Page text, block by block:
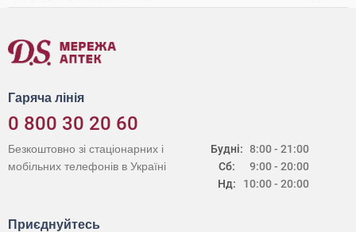
Гаряча лінія
0 800 30 20 60
Будні:
Сб:
Нд:
8:00 - 21:00
9:00 - 20:00
10:00 - 20:00
Безкоштовно зі стаціонарних і
мобільних телефонів в Україні
Приєднуйтесь